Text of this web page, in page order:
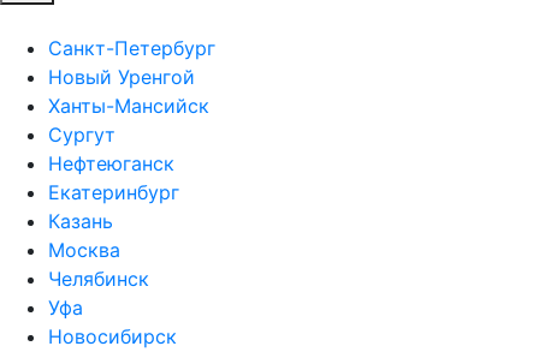
Санкт-Петербург
Новый Уренгой
Ханты-Мансийск
Сургут
Нефтеюганск
Екатеринбург
Казань
Москва
Челябинск
Уфа
Новосибирск